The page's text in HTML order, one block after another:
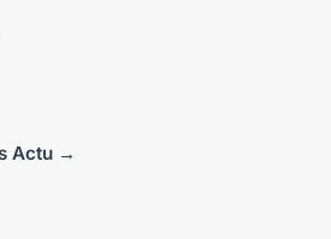
Actu →